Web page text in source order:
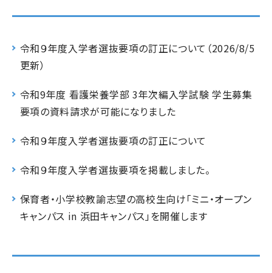
令和９年度入学者選抜要項の訂正について（2026/8/5
更新）
令和9年度 看護栄養学部 3年次編入学試験 学生募集
要項の資料請求が可能になりました
令和９年度入学者選抜要項の訂正について
令和９年度入学者選抜要項を掲載しました。
保育者・小学校教諭志望の高校生向け「ミニ・オープン
キャンパス in 浜田キャンパス」を開催します